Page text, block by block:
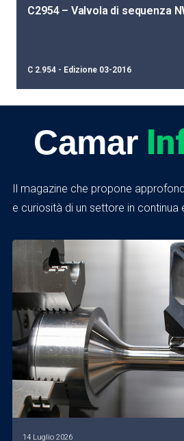
C2954 – Valvola di sequenza
C 2.954 - Edizione 03-2016
Camar
Il magazine che propone
e curiosità di un settore in continua
14 Luglio 2026